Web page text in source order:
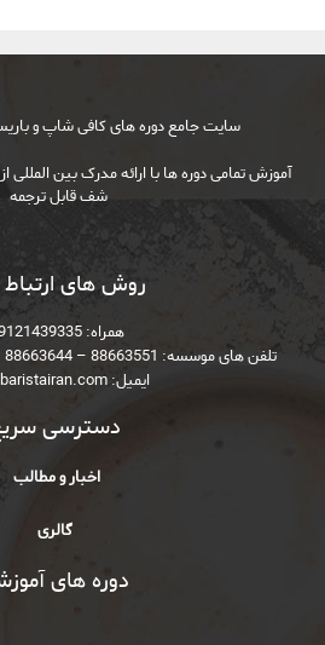
سایت جامع دوره های کافی شاپ و
آموزش تمامی دوره ها با ارائه مدرک بین المللی
شف قابل ترجمه
روش های ارتباط
همراه: ‎‪ 09121439335
تلفن های موسسه: 88663551 – 88663644 – 88663463 – 88774591
ایمیل: info@baristairan.com
دسترسی
اخبار و مطالب
گالری
دوره های